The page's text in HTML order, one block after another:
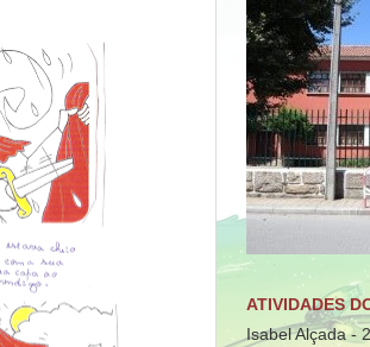
ATIVIDADES
Isabel Alçada -